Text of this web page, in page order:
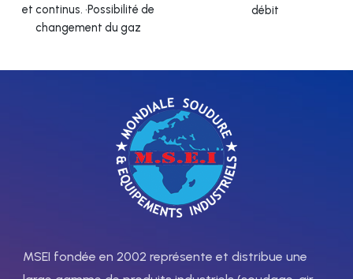
et continus. •Possibilité de
changement du gaz
d'utilisation. •Fabrication
avec différent types des
Applications
•Possibilité de découpe
debout, par terre ou sur mur.
•Toutes les domaines de l
•Capacité de coupe jusqu
débit
Gas d'usage
Détendeur
Pression maximum. (bar)
Sortie G
MSEI fondée en 2002 représente et distribue une